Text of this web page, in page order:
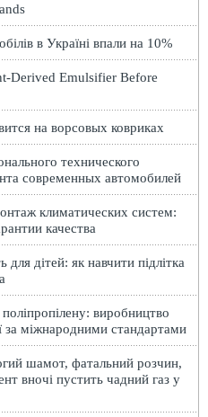
в Україні впали на 10%
Derived Emulsifier Before
на ворсовых ковриках
технического
современных автомобилей
климатических систем:
качества
для дітей: як навчити підлітка
виробництво
за міжнародними стандартами
шамот, фатальний розчин,
вночі пустить чадний газ у